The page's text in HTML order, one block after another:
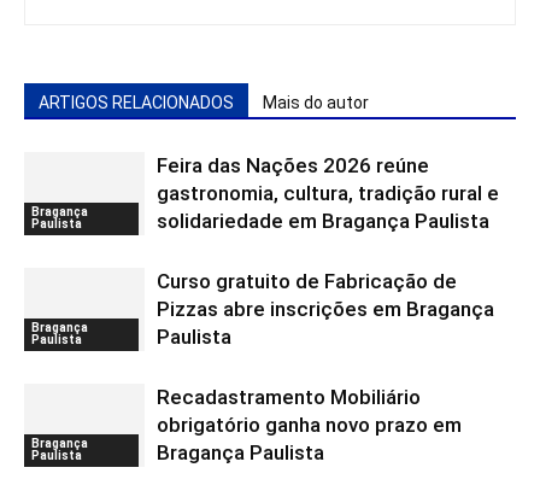
ARTIGOS RELACIONADOS Mais do autor
Bragança
Paulista
Feira das Nações 2026 reúne
gastronomia, cultura, tradição rural e
solidariedade em Bragança Paulista
Bragança
Paulista
Curso gratuito de Fabricação de
Pizzas abre inscrições em Bragança
Paulista
Bragança
Paulista
Recadastramento Mobiliário
obrigatório ganha novo prazo em
Bragança Paulista